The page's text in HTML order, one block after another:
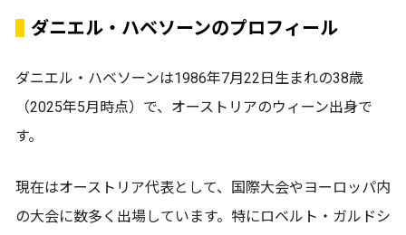
ダニエル・ハベソーンのプロフィール
ダニエル・ハベソーンは1986年7月22日生まれの38歳
（2025年5月時点）で、オーストリアのウィーン出身で
す。
現在はオーストリア代表として、国際大会やヨーロッパ内
の大会に数多く出場しています。特にロベルト・ガルドシ